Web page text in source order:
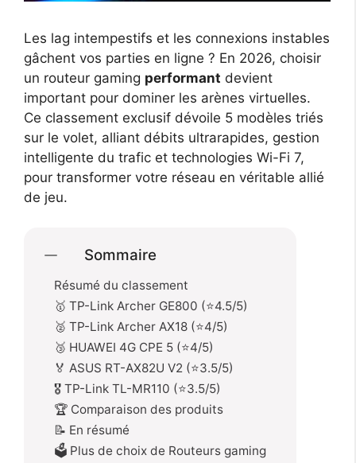
Les lag intempestifs et les connexions instables
gâchent vos parties en ligne ? En 2026, choisir
un routeur gaming performant devient
important pour dominer les arènes virtuelles.
Ce classement exclusif dévoile 5 modèles triés
sur le volet, alliant débits ultrarapides, gestion
intelligente du trafic et technologies Wi-Fi 7,
pour transformer votre réseau en véritable allié
de jeu.
Sommaire
Résumé du classement
🥇 TP-Link Archer GE800 (⭐4.5/5)
🥈 TP-Link Archer AX18 (⭐4/5)
🥉 HUAWEI 4G CPE 5 (⭐4/5)
🏅 ASUS RT-AX82U V2 (⭐3.5/5)
🎖️ TP-Link TL-MR110 (⭐3.5/5)
🏆 Comparaison des produits
📝 En résumé
🗳️ Plus de choix de Routeurs gaming